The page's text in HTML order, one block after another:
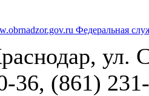
Федеральная
ул.
36, (861)